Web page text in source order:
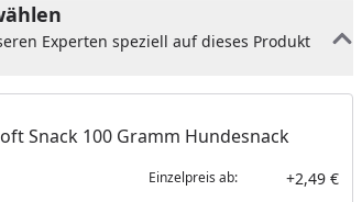
Experten speziell auf dieses Produkt
Snack 100 Gramm Hundesnack
Einzelpreis ab: +2,49 €